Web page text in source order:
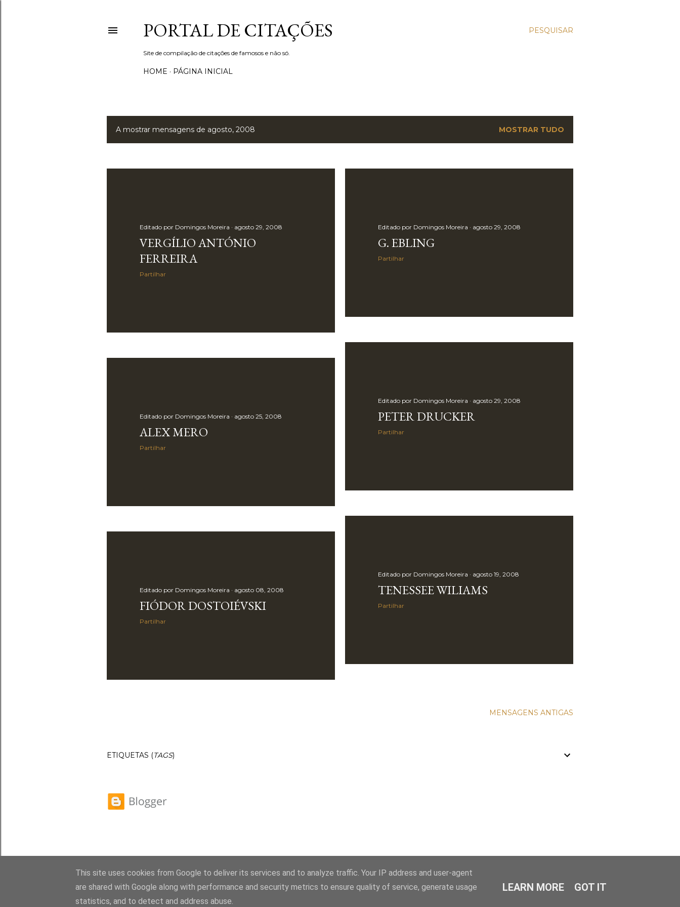
PESQUISAR
PORTAL DE CITAÇÕES
Site de compilação de citações de famosos e não só.
HOME PÁGINA INICIAL
MA mostrar mensagens de agosto, 2008 MOSTRAR TUDO
Editado por Domingos Moreira agosto 29, 2008
VERGÍLIO ANTÓNIO
FERREIRA
Partilhar
Editado por Domingos Moreira agosto 29, 2008
G. EBLING
Partilhar
Editado por Domingos Moreira agosto 29, 2008
PETER DRUCKER
Partilhar
Editado por Domingos Moreira agosto 25, 2008
ALEX MERO
Partilhar
Editado por Domingos Moreira agosto 19, 2008
TENESSEE WILIAMS
Partilhar
Editado por Domingos Moreira agosto 08, 2008
FIÓDOR DOSTOIÉVSKI
Partilhar
MENSAGENS ANTIGAS
ETIQUETAS (TAGS)
Com tecnologia do Blogger
© 1998-2024, Portal de Portugal (portal.ix.pt)
This site uses cookies from Google to deliver its services and to analyze traffic. Your IP address and user-agent
are shared with Google along with performance and security metrics to ensure quality of service, generate usage
statistics, and to detect and address abuse.
LEARN MORE GOT IT